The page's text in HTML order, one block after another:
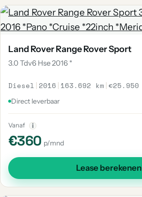
Land Rover Range Rover Sport
3.0 Tdv6 Hse 2016 *
Diesel | 2016 | 163.692 km |€25.950
Direct leverbaar
Vanaf i
€360 p/mnd
Lease berekenen